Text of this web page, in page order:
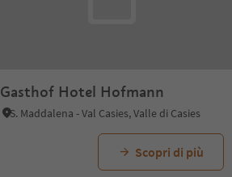
Gasthof Hotel Hofmann
S. Maddalena - Val Casies, Valle di Casies
Scopri di più